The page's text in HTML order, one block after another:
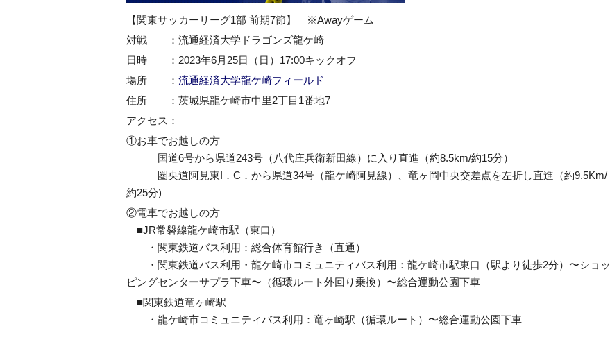
【関東サッカーリーグ1部 前期7節】 ※Awayゲーム
対戦 ： 流通経済大学ドラゴンズ龍ケ崎
日時 ：2023年6月25日（日）17:00キックオフ
場所 ： 流通経済大学龍ケ崎フィールド
住所 ：茨城県龍ケ崎市中里2丁目1番地7
アクセス：
①お車でお越しの方
国道6号から県道243号（八代庄兵衛新田線）に入り直進（約8.5km/約15分）
圏央道阿見東I．C．から県道34号（龍ケ崎阿見線）、竜ヶ岡中央交差点を左折し直進（約9.5Km/
約25分)
②電車でお越しの方
■JR常磐線龍ケ崎市駅（東口）
・関東鉄道バス利用：総合体育館行き（直通）
・関東鉄道バス利用・龍ケ崎市コミュニティバス利用：龍ケ崎市駅東口（駅より徒歩2分）〜ショッ
ピングセンターサプラ下車〜（循環ルート外回り乗換）〜総合運動公園下車
■関東鉄道竜ヶ崎駅
・龍ケ崎市コミュニティバス利用：竜ヶ崎駅（循環ルート）〜総合運動公園下車